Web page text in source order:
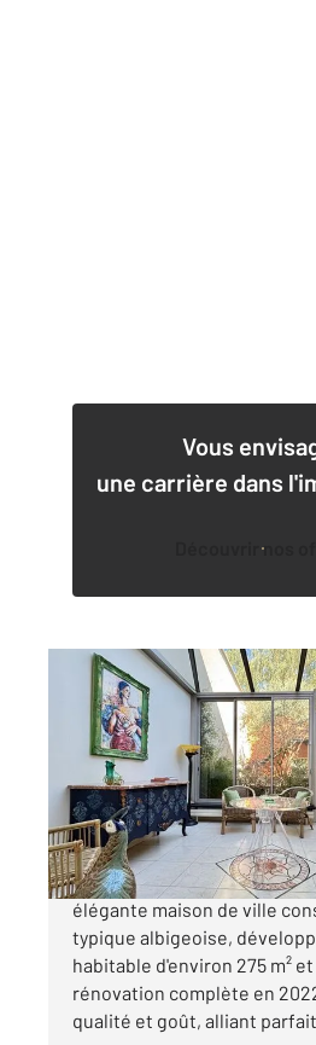
Vous
une carrière dans
Découvrir nos
ALBI 81
275 m2, 8 pièces
Ref : 13335
Maison à vendre
645 000 €
ALBI Secteur Pelloutier, en
élégante maison de ville
typique albigeoise,
habitable d'environ 275 m²
rénovation complète en
qualité et goût, alliant